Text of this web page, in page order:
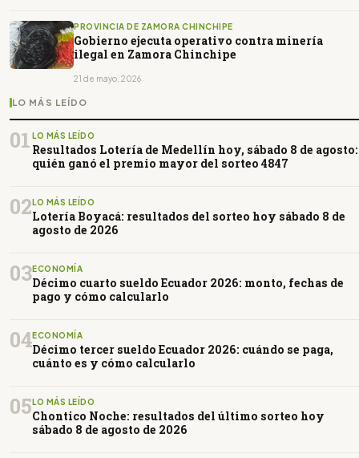
PROVINCIA DE ZAMORA CHINCHIPE
Gobierno ejecuta operativo contra minería
ilegal en Zamora Chinchipe
21 de mayo, 2026
LO MÁS LEÍDO
01 LO MÁS LEÍDO
Resultados Lotería de Medellín hoy, sábado 8 de agosto:
quién ganó el premio mayor del sorteo 4847
02LO MÁS LEÍDO
Lotería Boyacá: resultados del sorteo hoy sábado 8 de
agosto de 2026
03ECONOMÍA
Décimo cuarto sueldo Ecuador 2026: monto, fechas de
pago y cómo calcularlo
04ECONOMÍA
Décimo tercer sueldo Ecuador 2026: cuándo se paga,
cuánto es y cómo calcularlo
05LO MÁS LEÍDO
Chontico Noche: resultados del último sorteo hoy
sábado 8 de agosto de 2026